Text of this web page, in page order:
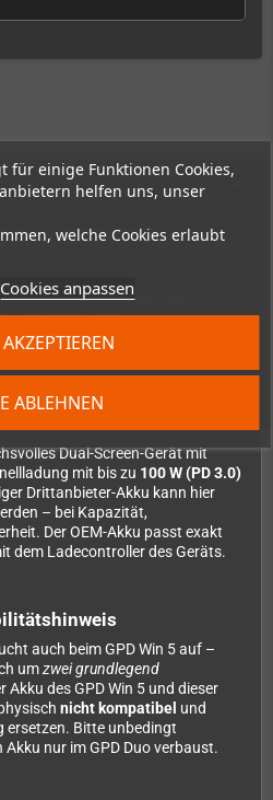
für einige Funktionen Cookies,
helfen uns, unser
welche Cookies erlaubt
Cookies anpassen
ABLEHNEN
6548A0 für den
mehr durch den Tag? Hier
Ersatzakku vom
billiger Nachbau, sondern dieselbe
Dual-Screen-Gerät mit
mit bis zu 100 W (PD 3.0)
Drittanbieter-Akku kann hier
– bei Kapazität,
Der OEM-Akku passt exakt
dem Ladecontroller des Geräts.
auch beim GPD Win 5 auf –
umzwei grundlegend
Akku des GPD Win 5 und dieser
nicht kompatibel und
ersetzen. Bitte unbedingt
nur im GPD Duo verbaust.